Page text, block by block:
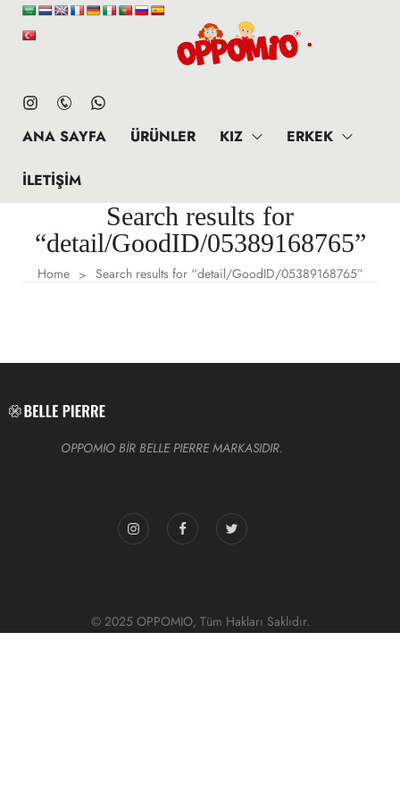
ANA SAYFA ÜRÜNLER KIZ ERKEK
İLETIŞIM
Search results for
“detail/GoodID/05389168765”
Home > Search results for “detail/GoodID/05389168765”
OPPOMIO BİR BELLE PIERRE MARKASIDIR.
© 2025 OPPOMIO, Tüm Hakları Saklıdır.